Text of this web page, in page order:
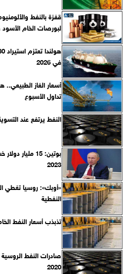
قفزة بالنفط
لبورصات الخام الأسود
في 2026
أسعار الغاز الطبيعي..
تداول الأسبوع
النفط يرتفع عند
بوتين: 15
2023
«أوبك»: روسيا تغطي
النفطية
تذبذب أسعار النفط
صادرات النفط
2020